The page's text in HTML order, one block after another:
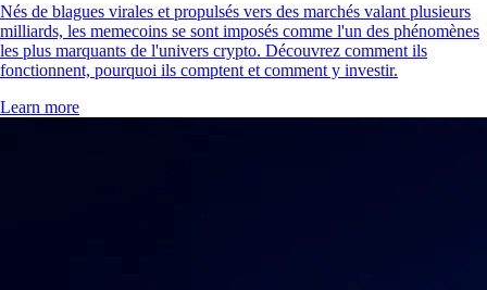
Nés de blagues virales et propulsés vers des marchés valant plusieurs
milliards, les memecoins se sont imposés comme l'un des phénomènes
les plus marquants de l'univers crypto. Découvrez comment ils
fonctionnent, pourquoi ils comptent et comment y investir.
Learn more